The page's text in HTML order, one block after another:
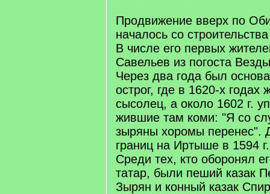
Продвижение вверх по
началось со
В числе его первых
Савельев из погоста
Через два года был
острог, где в 1620-х
сысолец, а около 1602 г.
жившие там коми: "Я со
зыряны хоромы
границ на Иртыше в 1594
Среди тех, кто оборонял
татар, были пеший казак
Зырян и конный казак